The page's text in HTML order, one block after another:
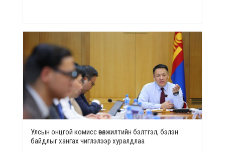
Улсын онцгой комисс өвөлжилтийн бэлтгэл, бэлэн
байдлыг хангах чиглэлээр хуралдлаа